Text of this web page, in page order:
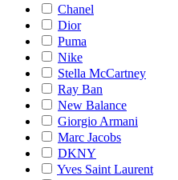
Chanel
Dior
Puma
Nike
Stella McCartney
Ray Ban
New Balance
Giorgio Armani
Marc Jacobs
DKNY
Yves Saint Laurent